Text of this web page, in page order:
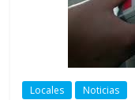
Locales Noticias